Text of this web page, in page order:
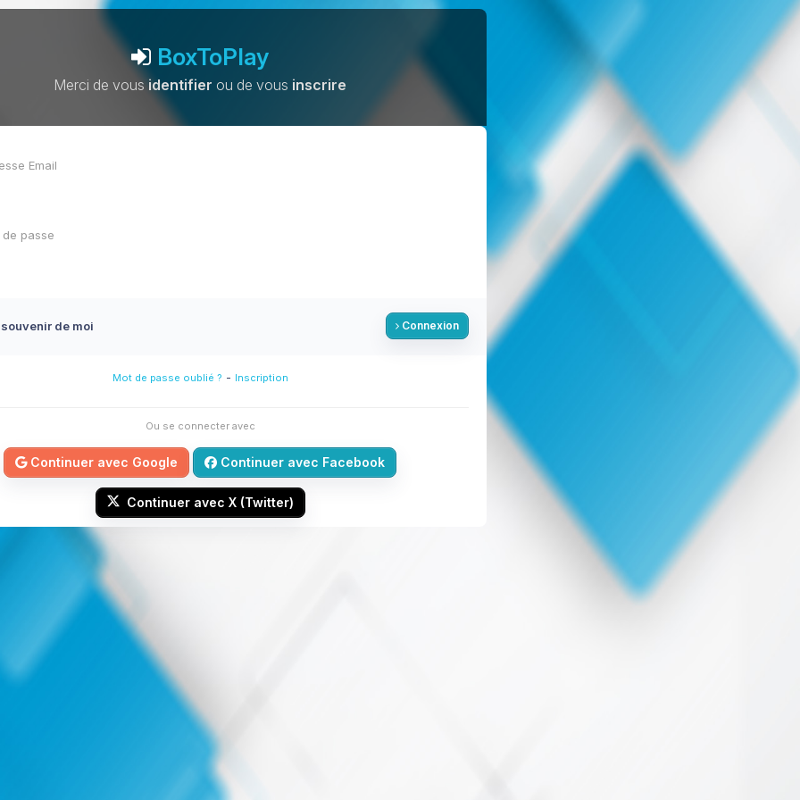
BoxToPlay
Merci de vousidentifier ou de vous inscrire
de moi Connexion
Mot de passe oublié ? - Inscription
Ou se connecter avec
Continuer avec Google Continuer avec Facebook
Continuer avec X (Twitter)